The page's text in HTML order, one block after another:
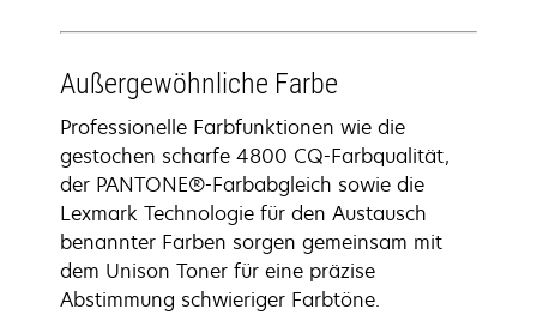
Außergewöhnliche Farbe
Professionelle Farbfunktionen wie die
gestochen scharfe 4800 CQ-Farbqualität,
der PANTONE®-Farbabgleich sowie die
Lexmark Technologie für den Austausch
benannter Farben sorgen gemeinsam mit
dem Unison Toner für eine präzise
Abstimmung schwieriger Farbtöne.